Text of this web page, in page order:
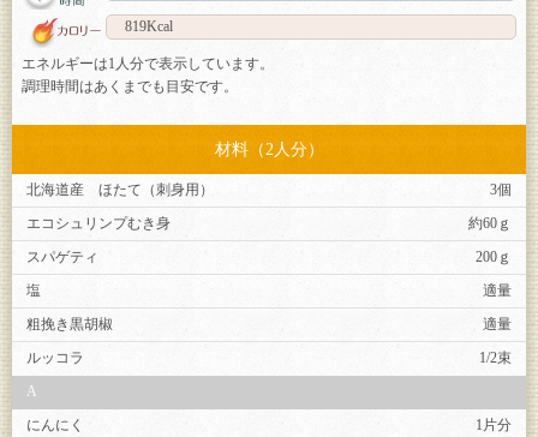
819Kcal
エネルギーは1人分で表示しています。
調理時間はあくまでも目安です。
材料（2人分）
北海道産 ほたて（刺身用）
3個
エコシュリンプむき身
約60ｇ
スパゲティ
200ｇ
塩
適量
粗挽き黒胡椒
適量
ルッコラ
1/2束
A
にんにく
1片分